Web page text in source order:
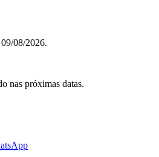
08/2026.
nas próximas datas.